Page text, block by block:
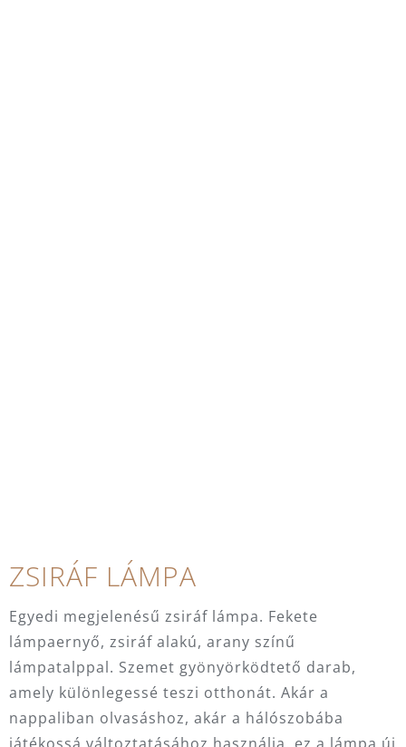
ZSIRÁF LÁMPA
Egyedi megjelenésű zsiráf lámpa. Fekete
lámpaernyő, zsiráf alakú, arany színű
lámpatalppal. Szemet gyönyörködtető darab,
amely különlegessé teszi otthonát. Akár a
nappaliban olvasáshoz, akár a hálószobába